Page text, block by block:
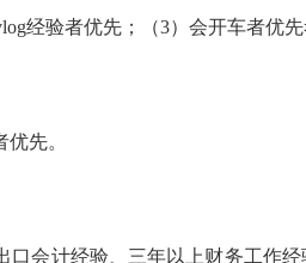
经验者优先；（3）会开车者优
先。
会计经验、三年以上财务工作